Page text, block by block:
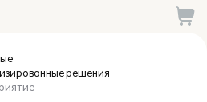
решения